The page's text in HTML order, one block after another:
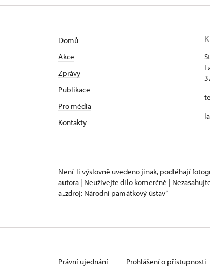
Domů
Akce
Zprávy
Publikace
Pro média
Kontakty
Není-li výslovně uvedeno jinak, podléhají
autora | Neužívejte dílo komerčně |
a „zdroj: Národní památkový ústav“
Právní ujednání Prohlášení o přístupnosti